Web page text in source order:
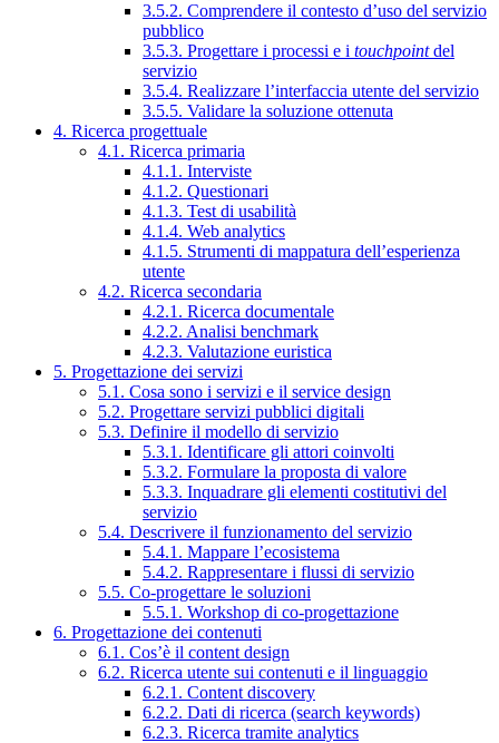
3.5.2. Comprendere il contesto d’uso del servizio
pubblico
3.5.3. Progettare i processi e i touchpointdel
servizio
3.5.4. Realizzare l’interfaccia utente del servizio
3.5.5. Validare la soluzione ottenuta
4. Ricerca progettuale
4.1. Ricerca primaria
4.1.1. Interviste
4.1.2. Questionari
4.1.3. Test di usabilità
4.1.4. Web analytics
4.1.5. Strumenti di mappatura dell’esperienza
utente
4.2. Ricerca secondaria
4.2.1. Ricerca documentale
4.2.2. Analisi benchmark
4.2.3. Valutazione euristica
5. Progettazione dei servizi
5.1. Cosa sono i servizi e il service design
5.2. Progettare servizi pubblici digitali
5.3. Definire il modello di servizio
5.3.1. Identificare gli attori coinvolti
5.3.2. Formulare la proposta di valore
5.3.3. Inquadrare gli elementi costitutivi del
servizio
5.4. Descrivere il funzionamento del servizio
5.4.1. Mappare l’ecosistema
5.4.2. Rappresentare i flussi di servizio
5.5. Co-progettare le soluzioni
5.5.1. Workshop di co-progettazione
6. Progettazione dei contenuti
6.1. Cos’è il content design
6.2. Ricerca utente sui contenuti e il linguaggio
6.2.1. Content discovery
6.2.2. Dati di ricerca (search keywords)
6.2.3. Ricerca tramite analytics